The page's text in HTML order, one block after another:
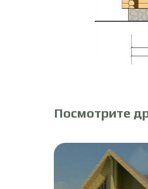
Посмотрите